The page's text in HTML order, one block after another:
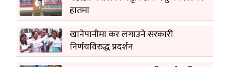
हातमा
खानेपानीमा कर लगाउने सरकारी
निर्णयविरुद्ध प्रदर्शन